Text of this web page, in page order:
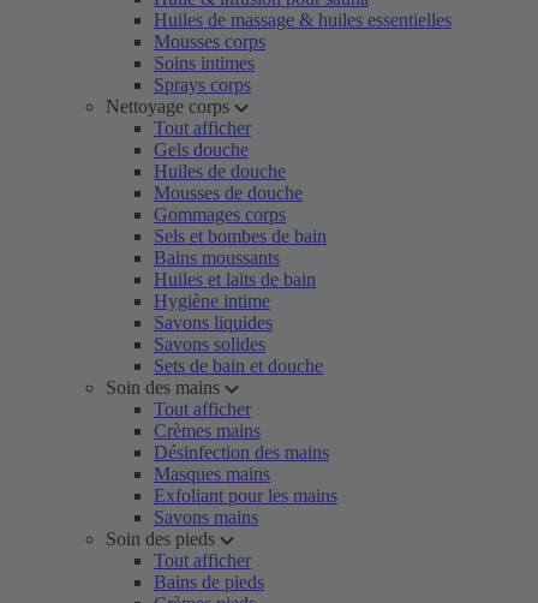
Huiles de massage & huiles essentielles
Mousses corps
Soins intimes
Sprays corps
Nettoyage corps
Tout afficher
Gels douche
Huiles de douche
Mousses de douche
Gommages corps
Sels et bombes de bain
Bains moussants
Huiles et laits de bain
Hygiène intime
Savons liquides
Savons solides
Sets de bain et douche
Soin des mains
Tout afficher
Crèmes mains
Désinfection des mains
Masques mains
Exfoliant pour les mains
Savons mains
Soin des pieds
Tout afficher
Bains de pieds